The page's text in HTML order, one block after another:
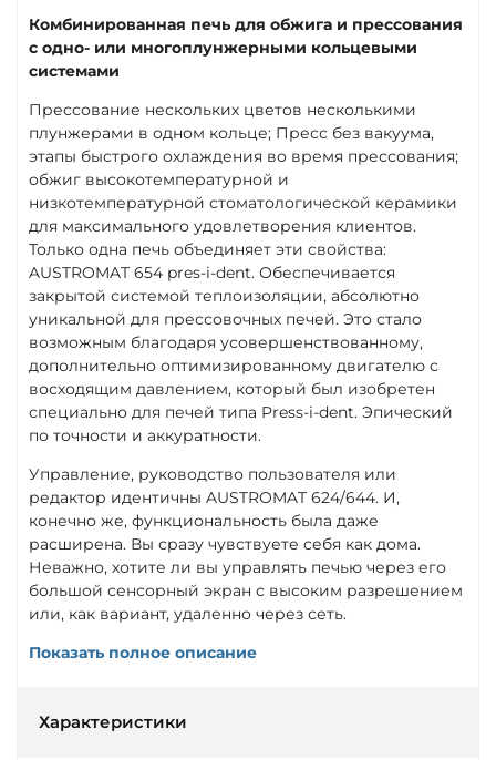
Комбинированная печь для обжига и прессования
с одно- или многоплунжерными кольцевыми
системами
Прессование нескольких цветов несколькими
плунжерами в одном кольце; Пресс без вакуума,
этапы быстрого охлаждения во время прессования;
обжиг высокотемпературной и
низкотемпературной стоматологической керамики
для максимального удовлетворения клиентов.
Только одна печь объединяет эти свойства:
AUSTROMAT 654 pres-i-dent. Обеспечивается
закрытой системой теплоизоляции, абсолютно
уникальной для прессовочных печей. Это стало
возможным благодаря усовершенствованному,
дополнительно оптимизированному двигателю с
восходящим давлением, который был изобретен
специально для печей типа Press-i-dent. Эпический
по точности и аккуратности.
Управление, руководство пользователя или
редактор идентичны AUSTROMAT 624/644. И,
конечно же, функциональность была даже
расширена. Вы сразу чувствуете себя как дома.
Неважно, хотите ли вы управлять печью через его
большой сенсорный экран с высоким разрешением
или, как вариант, удаленно через сеть.
Показать полное описание
Характеристики